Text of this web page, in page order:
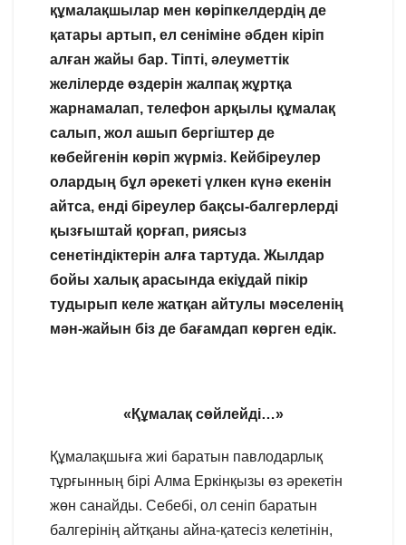
құмалақшылар мен көріпкелдердің де
қатары артып, ел сеніміне әбден кіріп
алған жайы бар. Тіпті, әлеуметтік
желілерде өздерін жалпақ жұртқа
жарнамалап, телефон арқылы құмалақ
салып, жол ашып бергіштер де
көбейгенін көріп жүрміз. Кейбіреулер
олардың бұл әрекеті үлкен күнә екенін
айтса, енді біреулер бақсы-балгерлерді
қызғыштай қорғап, риясыз
сенетіндіктерін алға тартуда. Жылдар
бойы халық арасында екіұдай пікір
тудырып келе жатқан айтулы мәселенің
мән-жайын біз де бағамдап көрген едік.
«Құмалақ сөйлейді…»
Құмалақшыға жиі баратын павлодарлық
тұрғынның бірі Алма Еркінқызы өз әрекетін
жөн санайды. Себебі, ол сеніп баратын
балгерінің айтқаны айна-қатесіз келетінін,